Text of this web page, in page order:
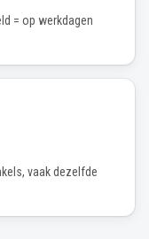
= op werkdagen
vaak dezelfde